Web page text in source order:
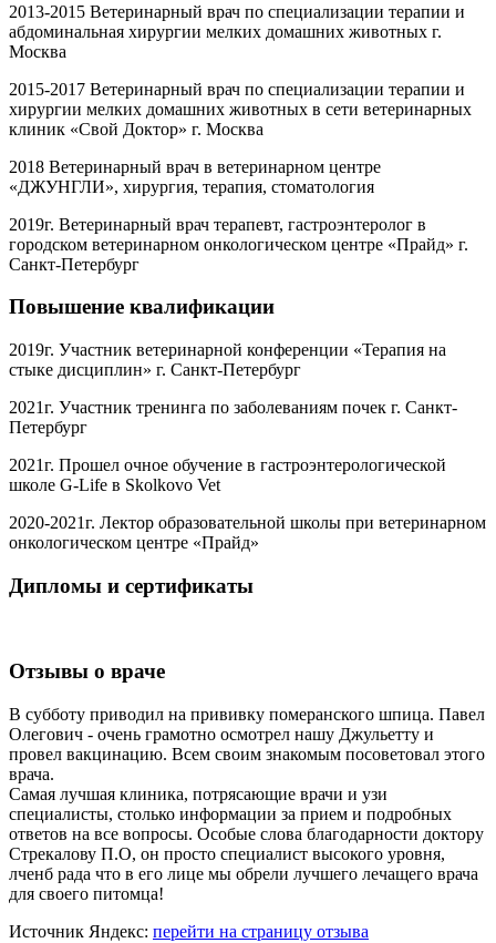
2013-2015 Ветеринарный врач по специализации терапии и
абдоминальная хирургии мелких домашних животных г.
Москва
2015-2017 Ветеринарный врач по специализации терапии и
хирургии мелких домашних животных в сети ветеринарных
клиник «Свой Доктор» г. Москва
2018 Ветеринарный врач в ветеринарном центре
«ДЖУНГЛИ», хирургия, терапия, стоматология
2019г. Ветеринарный врач терапевт, гастроэнтеролог в
городском ветеринарном онкологическом центре «Прайд» г.
Санкт-Петербург
Повышение квалификации
2019г. Участник ветеринарной конференции «Терапия на
стыке дисциплин» г. Санкт-Петербург
2021г. Участник тренинга по заболеваниям почек г. Санкт-
Петербург
2021г. Прошел очное обучение в гастроэнтерологической
школе G-Life в Skolkovo Vet
2020-2021г. Лектор образовательной школы при ветеринарном
онкологическом центре «Прайд»
Дипломы и сертификаты
Отзывы о враче
В субботу приводил на прививку померанского шпица. Павел
Олегович - очень грамотно осмотрел нашу Джульетту и
провел вакцинацию. Всем своим знакомым посоветовал этого
врача.
Самая лучшая клиника, потрясающие врачи и узи
специалисты, столько информации за прием и подробных
ответов на все вопросы. Особые слова благодарности доктору
Стрекалову П.О, он просто специалист высокого уровня,
лченб рада что в его лице мы обрели лучшего лечащего врача
для своего питомца!
Источник Яндекс: перейти на страницу отзыва